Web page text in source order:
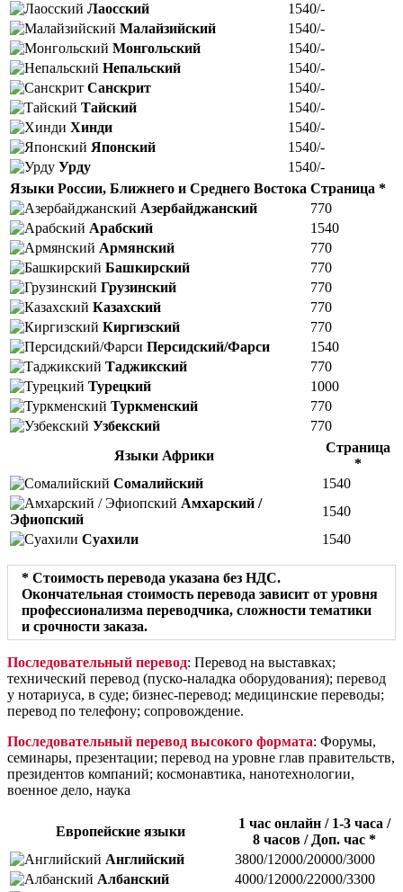
Лаосский
1540/-
Малайзийский
1540/-
Монгольский
1540/-
Непальский
1540/-
Санскрит
1540/-
Тайский
1540/-
Хинди
1540/-
Японский
1540/-
Урду
1540/-
Языки России, Ближнего и Среднего Востока Страница *
Азербайджанский
770
Арабский
1540
Армянский
770
Башкирский
770
Грузинский
770
Казахский
770
Киргизский
770
Персидский/Фарси
1540
Таджикский
770
Турецкий
1000
Туркменский
770
Узбекский
770
Языки Африки
Страница
*
Сомалийский
1540
Амхарский /
Эфиопский
1540
Суахили
1540
* Стоимость перевода указана без НДС.
Окончательная стоимость перевода зависит от уровня
профессионализма переводчика, сложности тематики
и срочности заказа.
Последовательный перевод: Перевод на выставках;
технический перевод (пуско-наладка оборудования); перевод
у нотариуса, в суде; бизнес-перевод; медицинские переводы;
перевод по телефону; сопровождение.
Последовательный перевод высокого формата: Форумы,
семинары, презентации; перевод на уровне глав правительств,
президентов компаний; космонавтика, нанотехнологии,
военное дело, наука
Европейские языки
1 час онлайн / 1-3 часа /
8 часов / Доп. час *
Английский
3800/12000/20000/3000
Албанский
4000/12000/22000/3300